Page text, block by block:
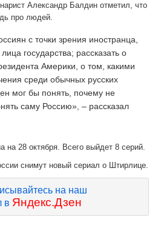
Александр Балдин отметил, что
про людей.
с точки зрения иностранца,
государства; рассказать о
Америки, о том, какими
среди обычных русских
мог бы понять, почему не
саму Россию», – рассказал
на 28 октября. Всего выйдет 8 серий.
снимут новый сериал о Штирлице.
на наш
в Яндекс.Дзен